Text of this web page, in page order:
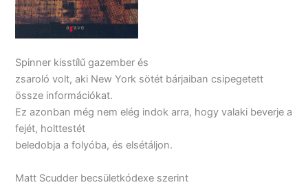
Spinner kisstílű gazember és
zsaroló volt, aki New York sötét bárjaiban csipegetett
össze információkat.
Ez azonban még nem elég indok arra, hogy valaki beverje a
fejét, holttestét
beledobja a folyóba, és elsétáljon.
Matt Scudder becsületkódexe szerint